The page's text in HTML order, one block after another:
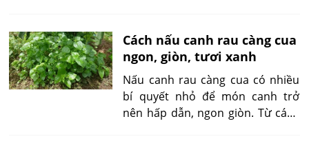
sản. Với sự kết hợp hài hòa giữa
những đọt rau xanh mềm mại,
những con tôm tươi ngon, món
canh này giàu dinh dưỡng, dễ
nấu, rất thích hợp cho một bữa
cơm gia đình ấm áp.
Cách nấu canh rau càng cua
ngon, giòn, tươi xanh
Nấu canh rau càng cua có nhiều
bí quyết nhỏ để món canh trở
nên hấp dẫn, ngon giòn. Từ cách